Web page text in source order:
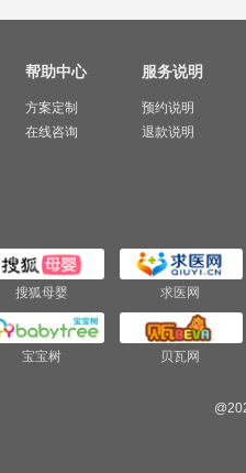
帮助中心
方案定制
在线咨询
服务说明
预约说明
退款说明
搜狐母婴 求医网
宝宝树 贝瓦网